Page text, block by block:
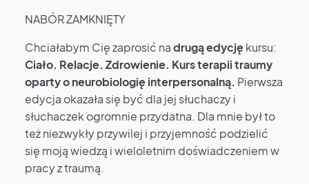
NABÓR ZAMKNIĘTY
Chciałabym Cię zaprosić nadrugą edycjękursu:
Ciało. Relacje. Zdrowienie. Kurs terapii traumy
oparty o neurobiologię interpersonalną. Pierwsza
edycja okazała się być dla jej słuchaczy i
słuchaczek ogromnie przydatna. Dla mnie był to
też niezwykły przywilej i przyjemność podzielić
się moją wiedzą i wieloletnim doświadczeniem w
pracy z traumą.